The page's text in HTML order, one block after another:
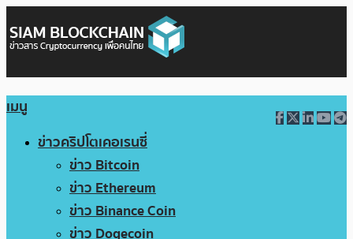
เมนู
ข่าวคริปโตเคอเรนซี่
ข่าว Bitcoin
ข่าว Ethereum
ข่าว Binance Coin
ข่าว Dogecoin